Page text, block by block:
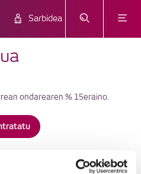
Sarbidea
ondarearen % 15eraino.